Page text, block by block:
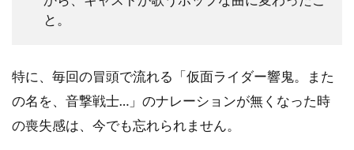
と。
特に、毎回の冒頭で流れる「仮面ライダー響鬼。また
の名を、音撃戦士…」のナレーションが無くなった時
の喪失感は、今でも忘れられません。